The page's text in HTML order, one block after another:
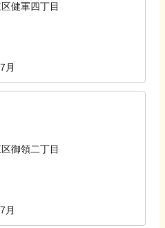
健軍四丁目
月
御領二丁目
月